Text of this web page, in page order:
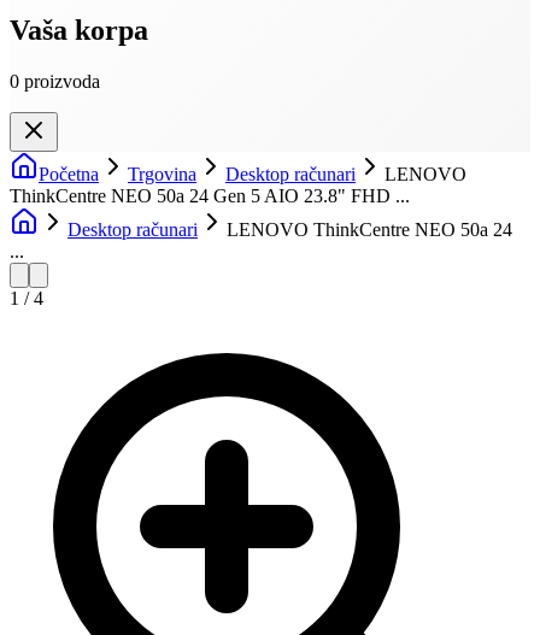
Vaša korpa
0 proizvoda
Početna Trgovina Desktop računari
LENOVO
ThinkCentre NEO 50a 24 Gen 5 AIO 23.8" FHD ...
Desktop računari
LENOVO ThinkCentre NEO 50a 24
...
1 /4